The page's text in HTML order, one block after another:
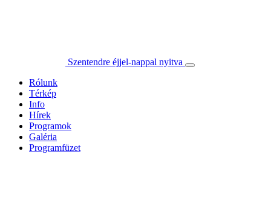
Szentendre éjjel-nappal nyitva
Rólunk
Térkép
Info
Hírek
Programok
Galéria
Programfüzet